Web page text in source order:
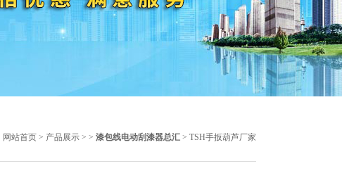
网站首页 > 产品展示 > > 漆包线电动刮漆器总汇 > TSH手扳葫芦厂家